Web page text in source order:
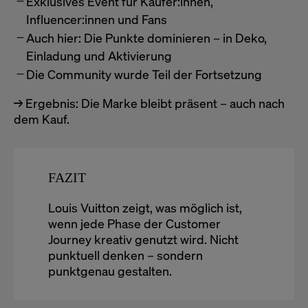
Influencer:innen und Fans
Auch hier: Die Punkte dominieren – in Deko,
Einladung und Aktivierung
Die Community wurde Teil der Fortsetzung
→ Ergebnis: Die Marke bleibt präsent – auch nach
dem Kauf.
FAZIT
Louis Vuitton zeigt, was möglich ist,
wenn jede Phase der Customer
Journey kreativ genutzt wird. Nicht
punktuell denken – sondern
punktgenau gestalten.